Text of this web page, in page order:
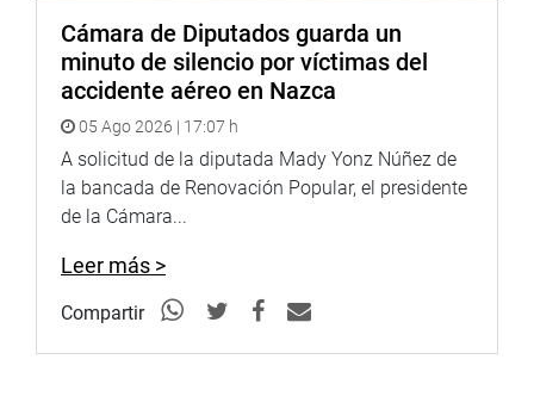
Cámara de Diputados guarda un
minuto de silencio por víctimas del
accidente aéreo en Nazca
05 Ago 2026 | 17:07 h
A solicitud de la diputada Mady Yonz Núñez de
la bancada de Renovación Popular, el presidente
de la Cámara...
Leer más >
Compartir